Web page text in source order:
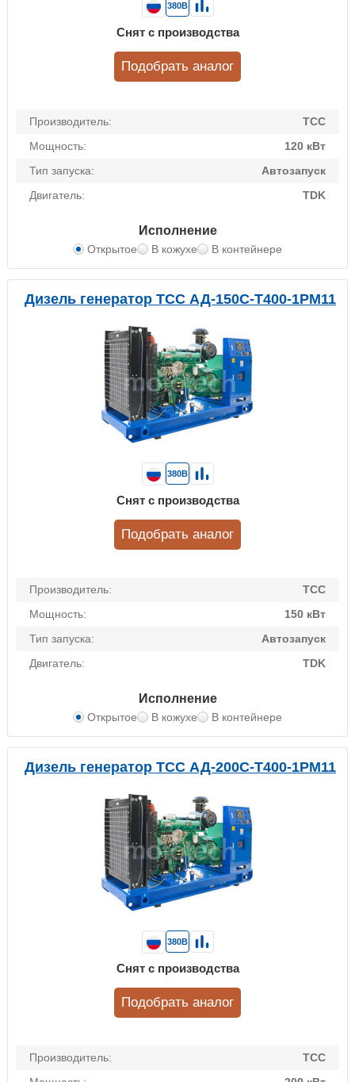
Производитель:
ТСС
Мощность:
120 кВт
Тип запуска:
Автозапуск
Двигатель:
TDK
Исполнение
Открытое В кожухе В контейнере
380В
Снят с производства
Подобрать аналог
Дизель генератор ТСС АД-150С-Т400-1РМ11
Производитель:
ТСС
Мощность:
150 кВт
Тип запуска:
Автозапуск
Двигатель:
TDK
Исполнение
Открытое В кожухе В контейнере
380В
Снят с производства
Подобрать аналог
Дизель генератор ТСС АД-200С-Т400-1РМ11
Производитель:
ТСС
380В
Снят с производства
Подобрать аналог